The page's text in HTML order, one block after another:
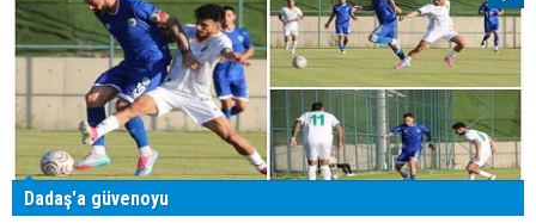
Dadaş'a güvenoyu